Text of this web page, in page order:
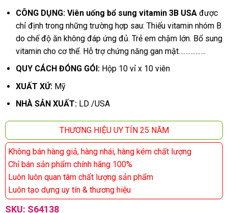
CÔNG DỤNG: Viên uống bổ sung vitamin 3B USAđược
chỉ định trong những trường hợp sau: Thiếu vitamin nhóm B
do chế độ ăn không đáp ứng đủ. Trẻ em chậm lớn. Bổ sung
vitamin cho cơ thể. Hỗ trợ chứng năng gan mật…………….
QUY CÁCH ĐÓNG GÓI: Hộp 10 vỉ x 10 viên
XUẤT XỨ: Mỹ
NHÀ SẢN XUẤT: LD /USA
THƯƠNG HIỆU UY TÍN 25 NĂM
Không bán hàng giả, hàng nhái, hàng kém chất lượng
Chỉ bán sản phẩm chính hãng 100%
Luôn luôn quan tâm chất lượng sản phẩm
Luôn tạo dựng uy tín & thương hiệu
SKU: S64138